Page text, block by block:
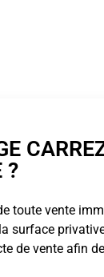
?
toute vente
surface
de vente afin